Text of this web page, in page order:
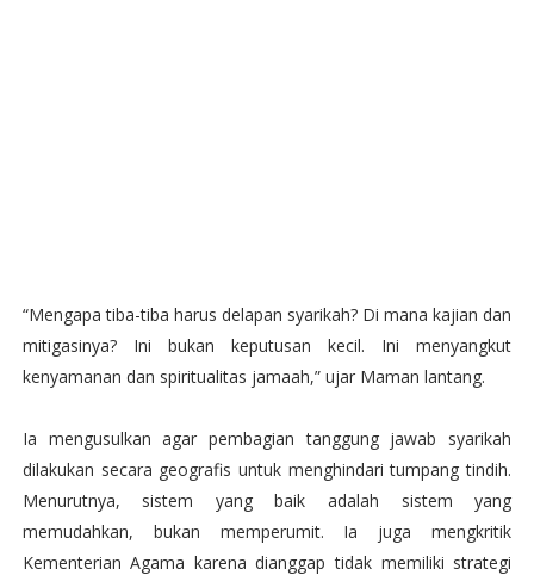
“Mengapa tiba-tiba harus delapan syarikah? Di mana kajian dan
mitigasinya? Ini bukan keputusan kecil. Ini menyangkut
kenyamanan dan spiritualitas jamaah,” ujar Maman lantang.
Ia mengusulkan agar pembagian tanggung jawab syarikah
dilakukan secara geografis untuk menghindari tumpang tindih.
Menurutnya, sistem yang baik adalah sistem yang
memudahkan, bukan memperumit. Ia juga mengkritik
Kementerian Agama karena dianggap tidak memiliki strategi